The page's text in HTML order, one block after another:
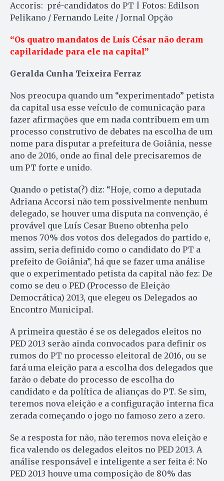
Accoris: pré-candidatos do PT | Fotos: Edilson
Pelikano / Fernando Leite / Jornal Opção
“Os quatro mandatos de Luís César não deram
capilaridade para ele na capital”
Geralda Cunha Teixeira Ferraz
Nos preocupa quando um “experimentado” petista
da capital usa esse veículo de comunicação para
fazer afirmações que em nada contribuem em um
processo construtivo de debates na escolha de um
nome para disputar a prefeitura de Goiânia, nesse
ano de 2016, onde ao final dele precisaremos de
um PT forte e unido.
Quando o petista(?) diz: “Hoje, como a deputada
Adriana Accorsi não tem possivelmente nenhum
delegado, se houver uma disputa na convenção, é
provável que Luís Cesar Bueno obtenha pelo
menos 70% dos votos dos delegados do partido e,
assim, seria definido como o candidato do PT a
prefeito de Goiânia”, há que se fazer uma análise
que o experimentado petista da capital não fez: De
como se deu o PED (Processo de Eleição
Democrática) 2013, que elegeu os Delegados ao
Encontro Municipal.
A primeira questão é se os delegados eleitos no
PED 2013 serão ainda convocados para definir os
rumos do PT no processo eleitoral de 2016, ou se
fará uma eleição para a escolha dos delegados que
farão o debate do processo de escolha do
candidato e da política de alianças do PT. Se sim,
teremos nova eleição e a configuração interna fica
zerada começando o jogo no famoso zero a zero.
Se a resposta for não, não teremos nova eleição e
fica valendo os delegados eleitos no PED 2013. A
análise responsável e inteligente a ser feita é: No
PED 2013 houve uma composição de 80% das